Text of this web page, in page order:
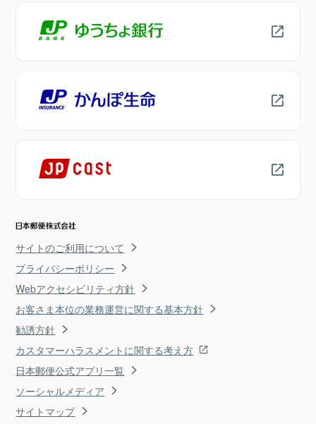
サイトのご利用について
プライバシーポリシー
Webアクセシビリティ方針
お客さま本位の業務運営に関する基本方針
勧誘方針
カスタマーハラスメントに関する考え方
日本郵便公式アプリ一覧
ソーシャルメディア
サイトマップ